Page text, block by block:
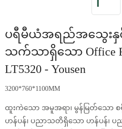
ပရီမီယံအရည်အသွေး
သက်သာရှိသော Office
LT5320 - Yousen
3200*760*1100MM
ထူးကဲသော အမူအရာ၊ မွန်မြတ်သော
ဟန်ပန်၊ ပညာသတိရှိသော ဟန်ပန်၊ ပ